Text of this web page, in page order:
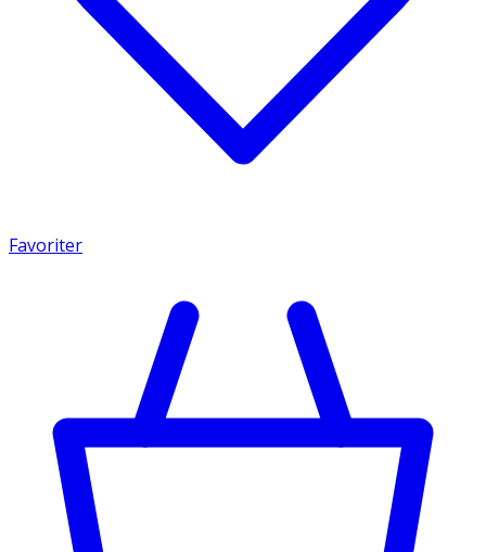
Favoriter